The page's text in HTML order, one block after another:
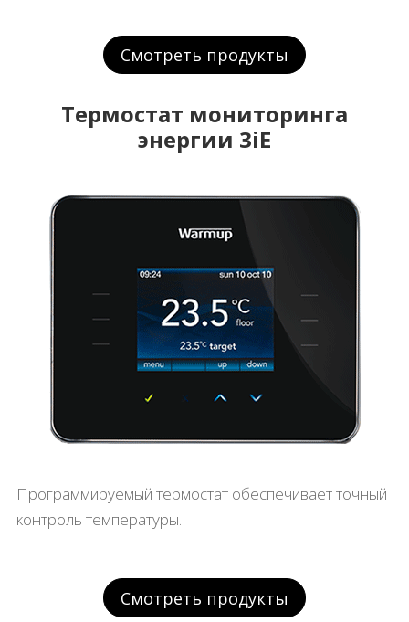
Смотреть продукты
Термостат мониторинга
энергии 3iE
Программируемый термостат обеспечивает точный
контроль температуры.
Смотреть продукты